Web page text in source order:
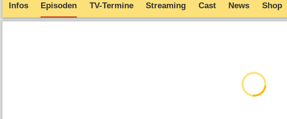
Infos Episoden TV-Termine Streaming Cast News Shop